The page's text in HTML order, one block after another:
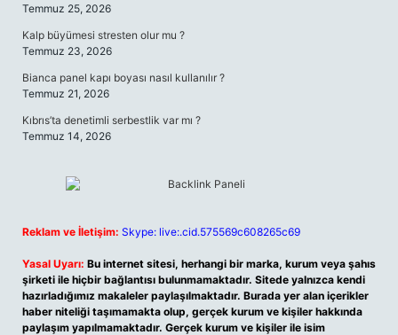
Temmuz 25, 2026
Kalp büyümesi stresten olur mu ?
Temmuz 23, 2026
Bianca panel kapı boyası nasıl kullanılır ?
Temmuz 21, 2026
Kıbrıs’ta denetimli serbestlik var mı ?
Temmuz 14, 2026
Reklam ve İletişim: Skype: live:.cid.575569c608265c69
Yasal Uyarı: Bu internet sitesi, herhangi bir marka, kurum veya şahıs
şirketi ile hiçbir bağlantısı bulunmamaktadır. Sitede yalnızca kendi
hazırladığımız makaleler paylaşılmaktadır. Burada yer alan içerikler
haber niteliği taşımamakta olup, gerçek kurum ve kişiler hakkında
paylaşım yapılmamaktadır. Gerçek kurum ve kişiler ile isim